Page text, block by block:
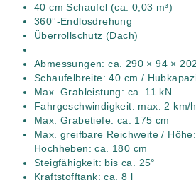
40 cm Schaufel (ca. 0,03 m³)
360°-Endlosdrehung
Überrollschutz (Dach)
Abmessungen: ca. 290 × 94 ×
Schaufelbreite: 40 cm /
Max. Grableistung: ca. 11 kN
Fahrgeschwindigkeit: max. 2 km/h
Max. Grabetiefe: ca. 175 cm
Max. greifbare Reichweite /
Hochheben: ca. 180 cm
Steigfähigkeit: bis ca. 25°
Kraftstofftank: ca. 8 l